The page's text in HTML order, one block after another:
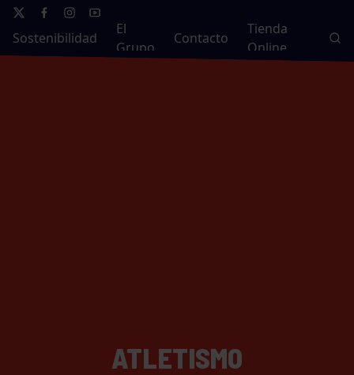
Sostenibilidad
El
Grupo
Contacto
Tienda
Online
ATLETISMO